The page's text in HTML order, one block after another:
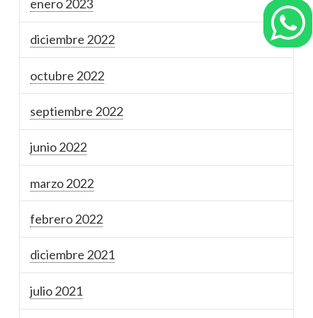
enero 2023
diciembre 2022
octubre 2022
septiembre 2022
junio 2022
marzo 2022
febrero 2022
diciembre 2021
julio 2021